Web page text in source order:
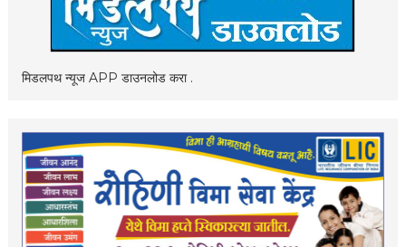
मिडलपथ न्यूज APP डाउनलोड करा .